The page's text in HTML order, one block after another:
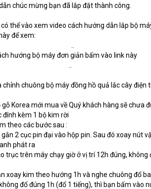
chúc mừng bạn đã lắp đặt thành công.
thể vào xem video cách hướng dẫn lắp bộ
để xem:
hướng bộ máy đơn giản bấm vào link này
chỉnh chuông bộ máy đồng hồ quả lắc cây điện
Korea mới mua về Quý khách hàng sẽ chưa
kèm 1 bộ kim rời
theo các bước sau :
2 cục pin đại vào hộp pin. Sau đó xoay nút
phát ra
trục trên máy chạy giờ ở vị trí 12h đúng,
xoay kim theo hướng 1h và nghe chuông đổ
đổ đúng 1h (đổ 1 tiếng), thì bạn bấm vào